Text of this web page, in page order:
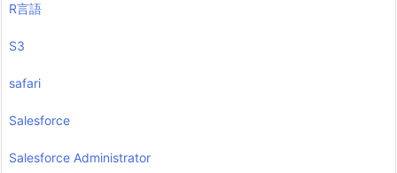
R言語
S3
safari
Salesforce
Salesforce Administrator